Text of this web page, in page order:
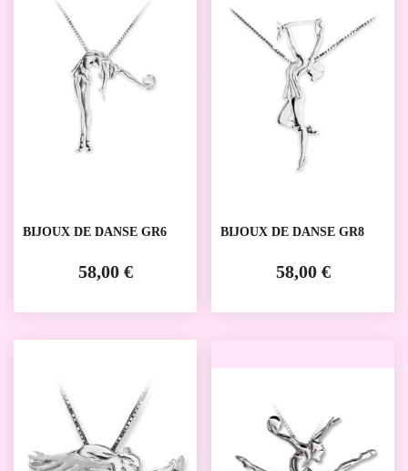
BIJOUX DE DANSE GR6
58,00 €
BIJOUX DE DANSE GR8
58,00 €